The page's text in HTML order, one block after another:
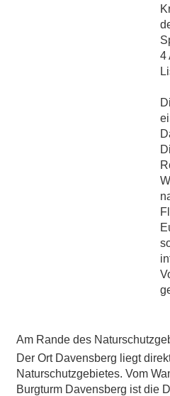
4
Am Rande des
Der Ort Davensberg liegt
Naturschutzgebietes. Vom
Burgturm Davensberg ist die